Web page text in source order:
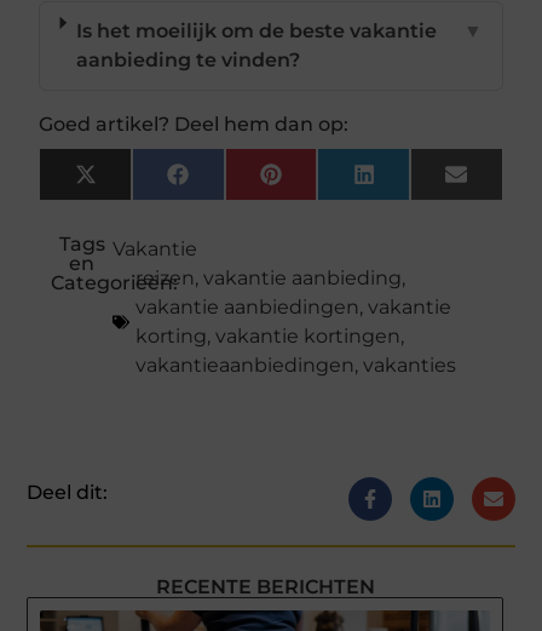
Is het moeilijk om de beste vakantie
aanbieding te vinden?
▼
Goed artikel? Deel hem dan op:
X
(Twitter)
FacebookPinterestLinkedInEmail
Tags
en
Categorieën:
Vakantie
reizen, vakantie aanbieding,
vakantie aanbiedingen, vakantie
korting, vakantie kortingen,
vakantieaanbiedingen, vakanties
Deel dit:
RECENTE BERICHTEN